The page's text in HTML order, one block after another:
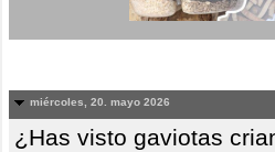
miércoles, 20. mayo 2026
¿Has visto gaviotas